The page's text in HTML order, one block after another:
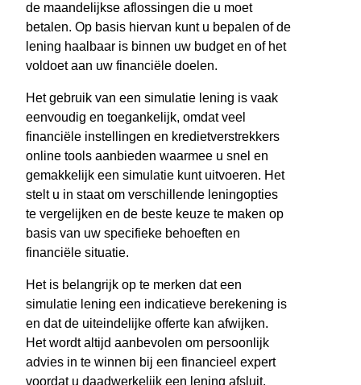
de maandelijkse aflossingen die u moet
betalen. Op basis hiervan kunt u bepalen of de
lening haalbaar is binnen uw budget en of het
voldoet aan uw financiële doelen.
Het gebruik van een simulatie lening is vaak
eenvoudig en toegankelijk, omdat veel
financiële instellingen en kredietverstrekkers
online tools aanbieden waarmee u snel en
gemakkelijk een simulatie kunt uitvoeren. Het
stelt u in staat om verschillende leningopties
te vergelijken en de beste keuze te maken op
basis van uw specifieke behoeften en
financiële situatie.
Het is belangrijk op te merken dat een
simulatie lening een indicatieve berekening is
en dat de uiteindelijke offerte kan afwijken.
Het wordt altijd aanbevolen om persoonlijk
advies in te winnen bij een financieel expert
voordat u daadwerkelijk een lening afsluit,